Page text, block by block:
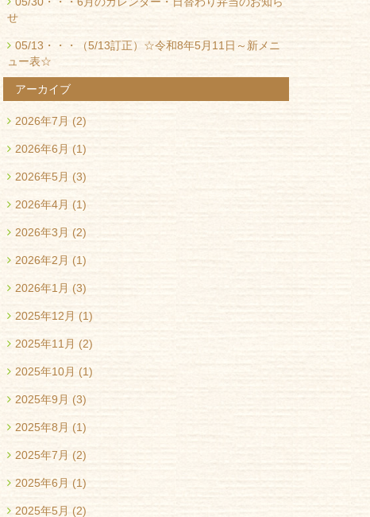
せ
05/13・・・
（5/13訂正）☆令和8年5月11日～新メニ
ュー表☆
アーカイブ
2026年7月 (2)
2026年6月 (1)
2026年5月 (3)
2026年4月 (1)
2026年3月 (2)
2026年2月 (1)
2026年1月 (3)
2025年12月 (1)
2025年11月 (2)
2025年10月 (1)
2025年9月 (3)
2025年8月 (1)
2025年7月 (2)
2025年6月 (1)
2025年5月 (2)